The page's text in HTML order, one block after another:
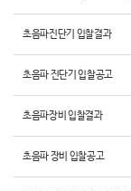
초음파진단기 입찰결과
초음파 진단기 입찰공고
초음파장비 입찰결과
초음파 장비 입찰공고